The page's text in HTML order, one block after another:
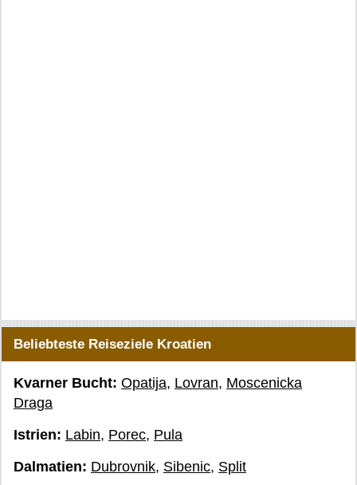
Beliebteste Reiseziele Kroatien
Kvarner Bucht: Opatija, Lovran, Moscenicka
Draga
Istrien: Labin, Porec, Pula
Dalmatien: Dubrovnik, Sibenic, Split